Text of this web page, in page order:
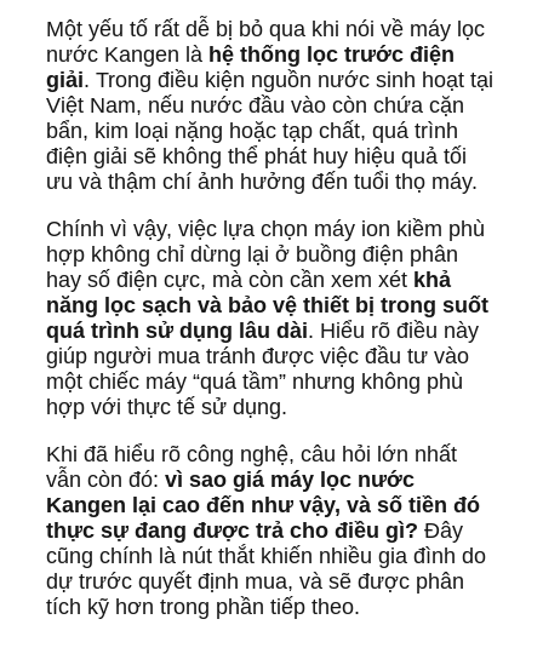
Một yếu tố rất dễ bị bỏ qua khi nói về máy lọc
nước Kangen là hệ thống lọc trước điện
giải. Trong điều kiện nguồn nước sinh hoạt tại
Việt Nam, nếu nước đầu vào còn chứa cặn
bẩn, kim loại nặng hoặc tạp chất, quá trình
điện giải sẽ không thể phát huy hiệu quả tối
ưu và thậm chí ảnh hưởng đến tuổi thọ máy.
Chính vì vậy, việc lựa chọn máy ion kiềm phù
hợp không chỉ dừng lại ở buồng điện phân
hay số điện cực, mà còn cần xem xét khả
năng lọc sạch và bảo vệ thiết bị trong suốt
quá trình sử dụng lâu dài. Hiểu rõ điều này
giúp người mua tránh được việc đầu tư vào
một chiếc máy “quá tầm” nhưng không phù
hợp với thực tế sử dụng.
Khi đã hiểu rõ công nghệ, câu hỏi lớn nhất
vẫn còn đó: vì sao giá máy lọc nước
Kangen lại cao đến như vậy, và số tiền đó
thực sự đang được trả cho điều gì? Đây
cũng chính là nút thắt khiến nhiều gia đình do
dự trước quyết định mua, và sẽ được phân
tích kỹ hơn trong phần tiếp theo.